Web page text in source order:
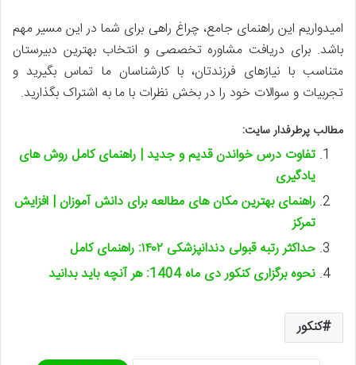
امیدواریم این راهنمای جامع، چراغ راهی برای شما در این مسیر مهم
باشد. برای دریافت مشاوره تخصصی و انتخاب بهترین دبیرستان
متناسب با نیازهای فرزندتان، با کارشناسان ما تماس بگیرید و
تجربیات و سوالات خود را در بخش نظرات با ما به اشتراک بگذارید.
مطالب پرطرفدار سایت:
تفاوت درس خواندن قدیم و جدید | راهنمای کامل روش های
یادگیری
راهنمای بهترین مکان های مطالعه برای دانش آموزان | افزایش
تمرکز
حداکثر رتبه قبولی دندانپزشکی ۱۴۰۲: راهنمای کامل
نحوه برگزاری کنکور دی ماه 1404: هر آنچه باید بدانید
کنکور